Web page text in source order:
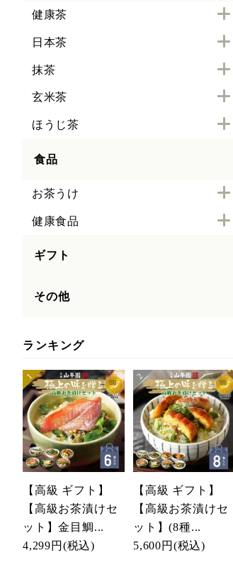
健康茶
日本茶
抹茶
玄米茶
ほうじ茶
食品
お茶うけ
健康食品
ギフト
その他
ランキング
【高級 ギフト】
【高級お茶漬けセ
ット】金目鯛...
4,299円 (税込)
【高級 ギフト】
【高級お茶漬けセ
ット】(8種...
5,600円 (税込)